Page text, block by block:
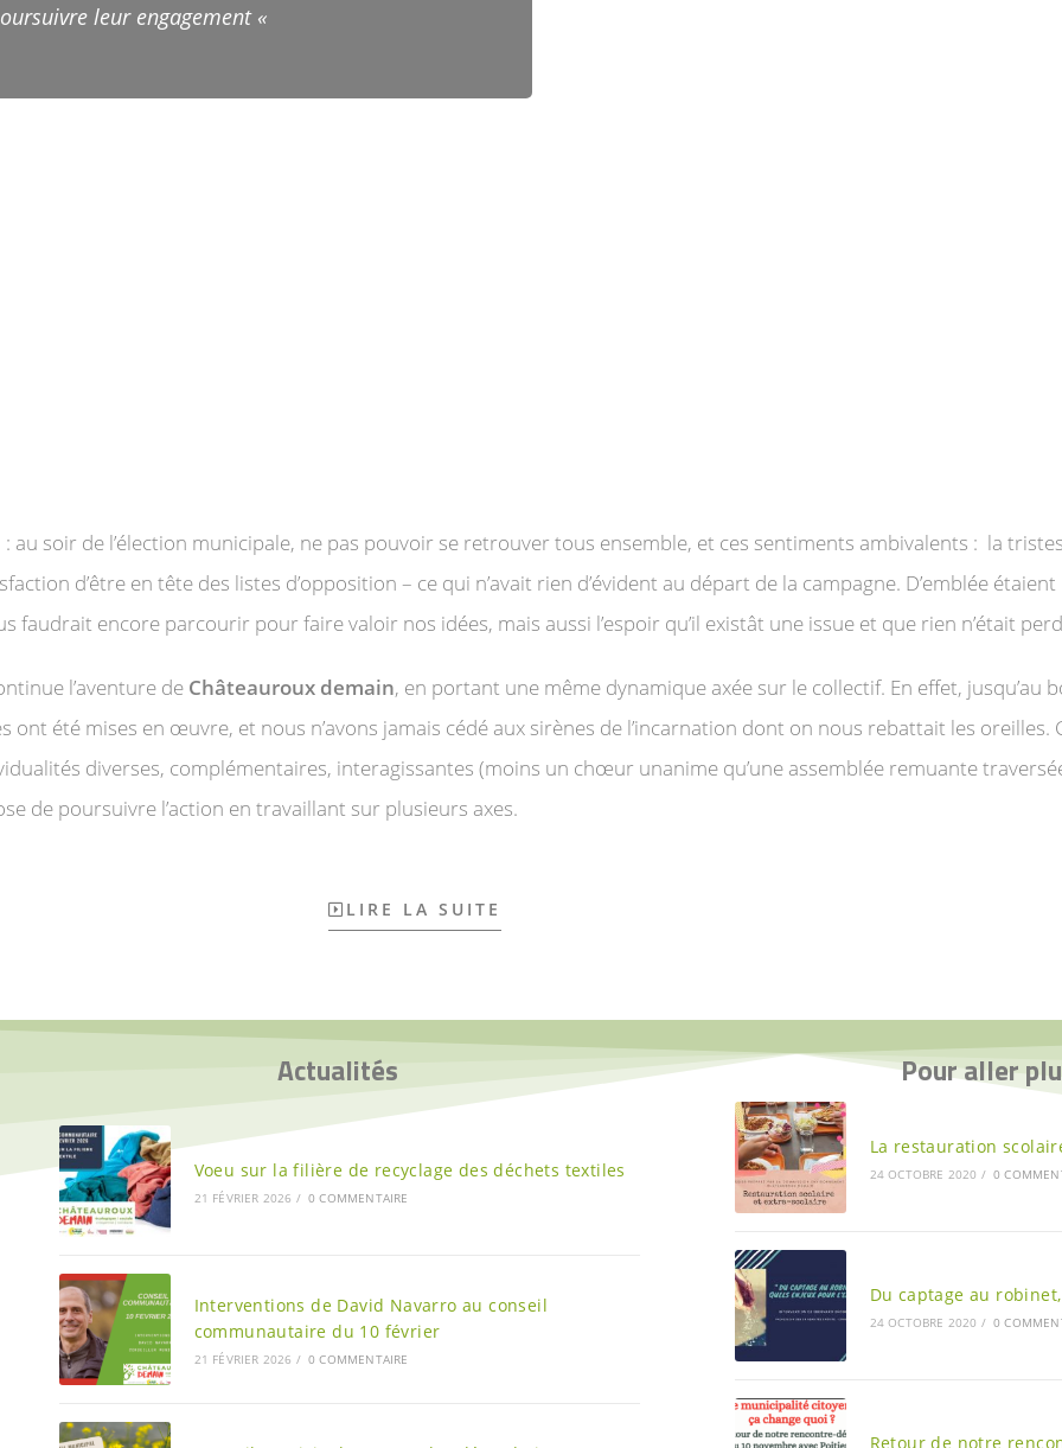
leur engagement «
au soir de l’élection municipale, ne pas pouvoir se retrouver tous ensemble, et ces sentiments ambivalents : la
d’être en tête des listes d’opposition – ce qui n’avait rien d’évident au départ de la campagne. D’emblée étaient
faudrait encore parcourir pour faire valoir nos idées, mais aussi l’espoir qu’il existât une issue et que rien n’était
l’aventure de Châteauroux demain, en portant une même dynamique axée sur le collectif. En effet, jusqu’au
été mises en œuvre, et nous n’avons jamais cédé aux sirènes de l’incarnation dont on nous rebattait les oreilles.
diverses, complémentaires, interagissantes (moins un chœur unanime qu’une assemblée remuante
de poursuivre l’action en travaillant sur plusieurs axes.
LIRE LA SUITE
Actualités
Voeu sur la filière de recyclage des déchets textiles
21 FÉVRIER 2026 / 0 COMMENTAIRE
Interventions de David Navarro au conseil
communautaire du 10 février
21 FÉVRIER 2026 / 0 COMMENTAIRE
Pour aller
La restauration
24 OCTOBRE 2020 / 0
Du captage au
24 OCTOBRE 2020 / 0
Retour de notre